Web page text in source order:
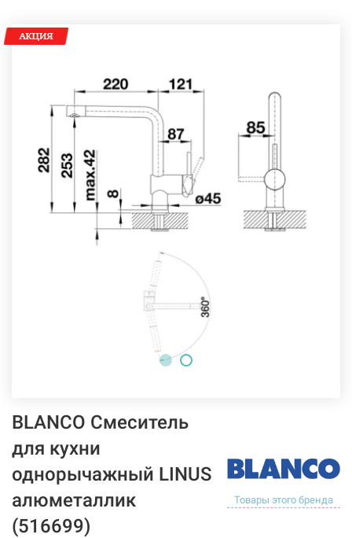
BLANCO Смеситель
для кухни
однорычажный LINUS
алюметаллик
(516699)
Товары этого бренда